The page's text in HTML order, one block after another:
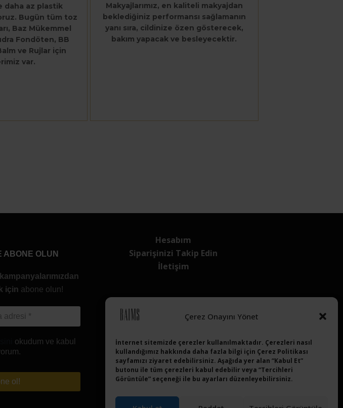
Çerez Onayını Yönet
İnternet sitemizde çerezler kullanılmaktadır. Çerezleri nasıl
kullandığımız hakkında daha fazla bilgi için Çerez Politikası
sayfamızı ziyaret edebilirsiniz. Aşağıda yer alan “Kabul Et”
butonu ile tüm çerezleri kabul edebilir veya “Tercihleri
Görüntüle” seçeneği ile bu ayarları düzenleyebilirsiniz.
daha az plastik
Bugün tüm toz
Baz Mükemmel
Fondöten, BB
ve Rujlar için
var.
Makyajlarımız, en kaliteli makyajdan
beklediğiniz performansı sağlamanın
yanı sıra, cildinize özen gösterecek,
bakım yapacak ve besleyecektir.
ABONE OLUN
için abone olun!
okudum ve kabul
Hesabım
Siparişinizi Takip Edin
İletişim
Sosyal Medya Hesaplarımız
TwitterFacebookInstagram
Youtube